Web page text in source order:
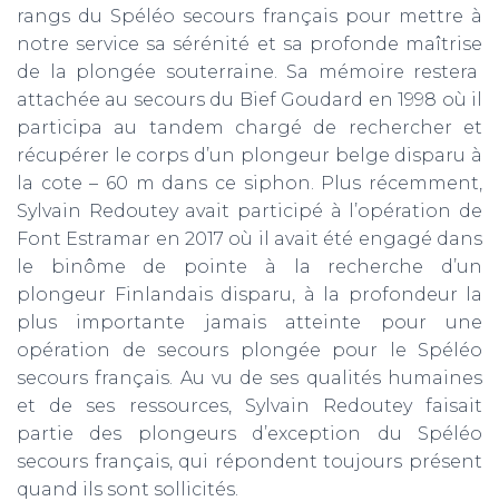
rangs du Spéléo secours français pour mettre à
notre service sa sérénité et sa profonde maîtrise
de la plongée souterraine. Sa mémoire restera
attachée au secours du Bief Goudard en 1998 où il
participa au tandem chargé de rechercher et
récupérer le corps d’un plongeur belge disparu à
la cote – 60 m dans ce siphon. Plus récemment,
Sylvain Redoutey avait participé à l’opération de
Font Estramar en 2017 où il avait été engagé dans
le binôme de pointe à la recherche d’un
plongeur Finlandais disparu, à la profondeur la
plus importante jamais atteinte pour une
opération de secours plongée pour le Spéléo
secours français. Au vu de ses qualités humaines
et de ses ressources, Sylvain Redoutey faisait
partie des plongeurs d’exception du Spéléo
secours français, qui répondent toujours présent
quand ils sont sollicités.